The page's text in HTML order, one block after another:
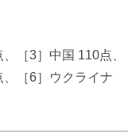
［3］中国 110点、
、［6］ウクライナ